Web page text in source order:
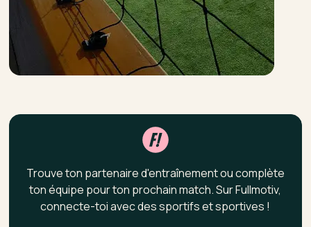
Trouve ton partenaire d'entraînement ou complète
ton équipe pour ton prochain match. Sur Fullmotiv,
connecte-toi avec des sportifs et sportives !